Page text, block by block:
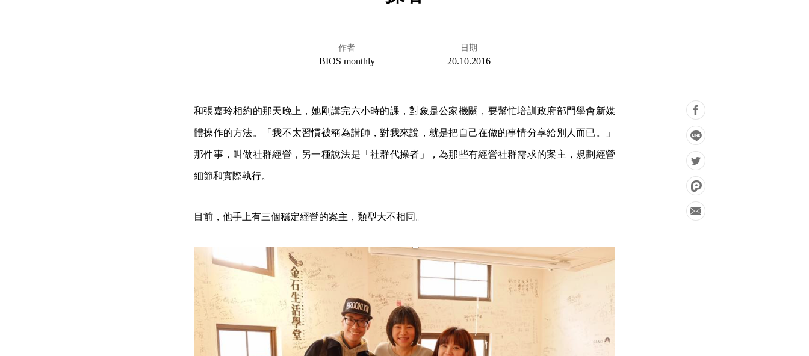
作者
BIOS monthly
日期
20.10.2016
和張嘉玲相約的那天晚上，她剛講完六小時的課，對象是公家機關，要幫忙培訓政府部門學會新媒
體操作的方法。「我不太習慣被稱為講師，對我來說，就是把自己在做的事情分享給別人而已。」
那件事，叫做社群經營，另一種說法是「社群代操者」，為那些有經營社群需求的案主，規劃經營
細節和實際執行。
目前，他手上有三個穩定經營的案主，類型大不相同。